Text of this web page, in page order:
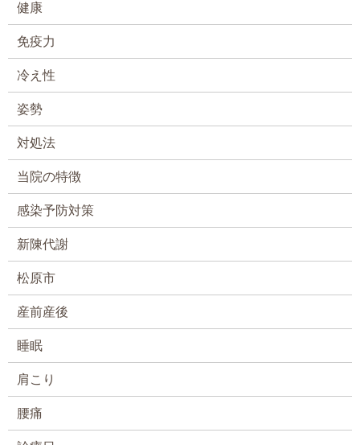
健康
免疫力
冷え性
姿勢
対処法
当院の特徴
感染予防対策
新陳代謝
松原市
産前産後
睡眠
肩こり
腰痛